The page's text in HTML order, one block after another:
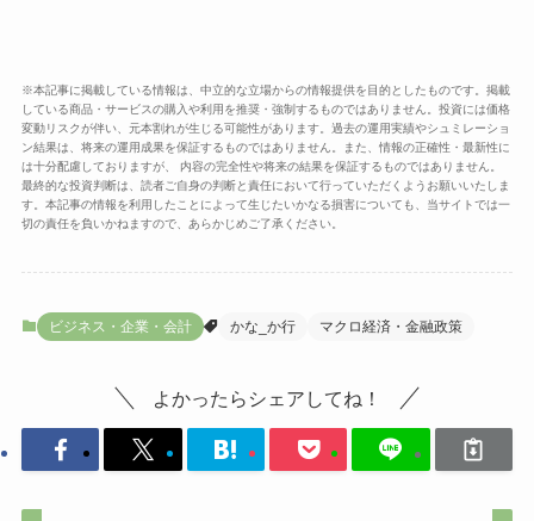
※本記事に掲載している情報は、中立的な立場からの情報提供を目的としたものです。掲載
している商品・サービスの購入や利用を推奨・強制するものではありません。投資には価格
変動リスクが伴い、元本割れが生じる可能性があります。過去の運用実績やシュミレーショ
ン結果は、将来の運用成果を保証するものではありません。また、情報の正確性・最新性に
は十分配慮しておりますが、 内容の完全性や将来の結果を保証するものではありません。
最終的な投資判断は、読者ご自身の判断と責任において行っていただくようお願いいたしま
す。本記事の情報を利用したことによって生じたいかなる損害についても、当サイトでは一
切の責任を負いかねますので、あらかじめご了承ください。
ビジネス・企業・会計 かな_か行 マクロ経済・金融政策
よかったらシェアしてね！